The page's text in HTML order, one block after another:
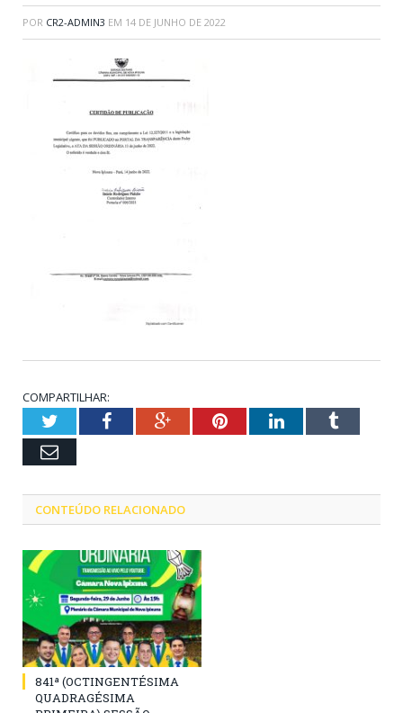
POR CR2-ADMIN3 EM 14 DE JUNHO DE 2022
COMPARTILHAR:
TwitterFacebookGoogle+PinterestLinkedInTumblr
Email
CONTEÚDO RELACIONADO
841ª (OCTINGENTÉSIMA
QUADRAGÉSIMA